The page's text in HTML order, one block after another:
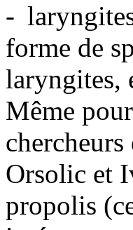
forme de
laryngites,
Même
Orsolic et
propolis